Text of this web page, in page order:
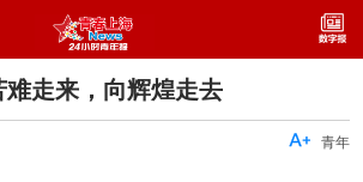
走来，向辉煌走去
青年
